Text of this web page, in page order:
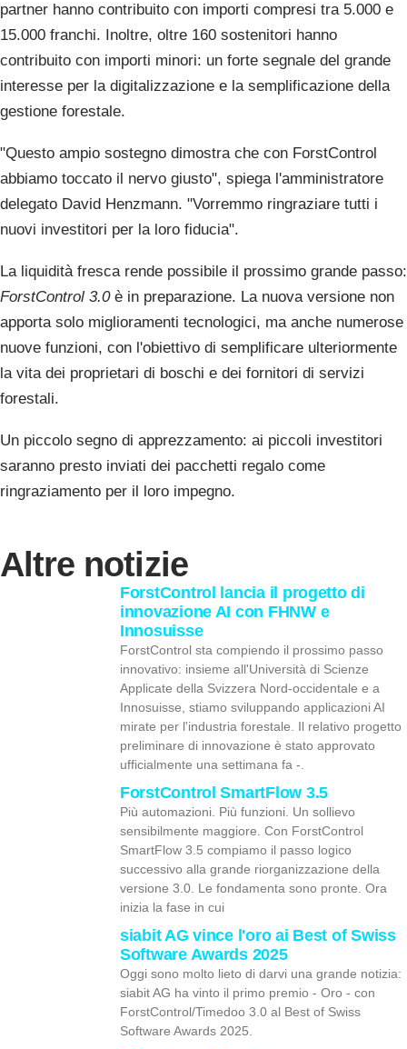
partner hanno contribuito con importi compresi tra 5.000 e
15.000 franchi. Inoltre, oltre 160 sostenitori hanno
contribuito con importi minori: un forte segnale del grande
interesse per la digitalizzazione e la semplificazione della
gestione forestale.
"Questo ampio sostegno dimostra che con ForstControl
abbiamo toccato il nervo giusto", spiega l'amministratore
delegato David Henzmann. "Vorremmo ringraziare tutti i
nuovi investitori per la loro fiducia".
La liquidità fresca rende possibile il prossimo grande passo:
ForstControl 3.0è in preparazione. La nuova versione non
apporta solo miglioramenti tecnologici, ma anche numerose
nuove funzioni, con l'obiettivo di semplificare ulteriormente
la vita dei proprietari di boschi e dei fornitori di servizi
forestali.
Un piccolo segno di apprezzamento: ai piccoli investitori
saranno presto inviati dei pacchetti regalo come
ringraziamento per il loro impegno.
Altre notizie
ForstControl lancia il progetto di
innovazione AI con FHNW e
Innosuisse
ForstControl sta compiendo il prossimo passo
innovativo: insieme all'Università di Scienze
Applicate della Svizzera Nord-occidentale e a
Innosuisse, stiamo sviluppando applicazioni AI
mirate per l'industria forestale. Il relativo progetto
preliminare di innovazione è stato approvato
ufficialmente una settimana fa -.
ForstControl SmartFlow 3.5
Più automazioni. Più funzioni. Un sollievo
sensibilmente maggiore. Con ForstControl
SmartFlow 3.5 compiamo il passo logico
successivo alla grande riorganizzazione della
versione 3.0. Le fondamenta sono pronte. Ora
inizia la fase in cui
siabit AG vince l'oro ai Best of Swiss
Software Awards 2025
Oggi sono molto lieto di darvi una grande notizia:
siabit AG ha vinto il primo premio - Oro - con
ForstControl/Timedoo 3.0 al Best of Swiss
Software Awards 2025.